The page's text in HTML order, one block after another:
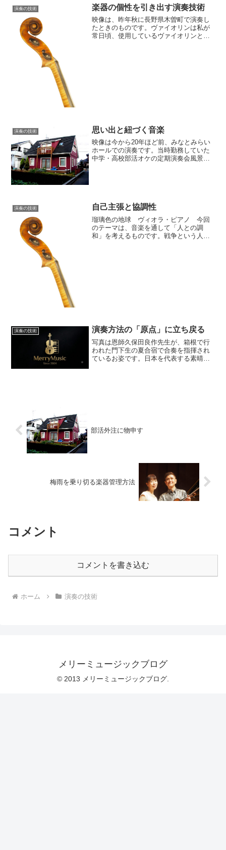
物にも「寿命」がある...
演奏の技術 楽器の個性を引き出す演奏技術
映像は、昨年秋に長野県木曽町で演奏し
たときのものです。ヴァイオリンは私が
常日頃、使用しているヴァイオリンとは
演奏の技術 思い出と紐づく音楽
映像は今から20年ほど前、みなとみらい
ホールでの演奏です。当時勤務していた
中学・高校部活オケの定期演奏会風景。
演奏の技術 自己主張と協調性
瑠璃色の地球 ヴィオラ・ピアノ 今回
のテーマは、音楽を通して「人との調
和」を考えるものです。戦争という人類
演奏の技術 演奏方法の「原点」に立ち戻る
写真は恩師久保田良作先生が、箱根で行
われた門下生の夏合宿で合奏を指揮され
ているお姿です。日本を代表する素晴ら
部活外注に物申す
梅雨を乗り切る楽器管理方法
コメント
コメントを書き込む
ホーム 演奏の技術
メリーミュージックブログ
© 2013 メリーミュージックブログ.